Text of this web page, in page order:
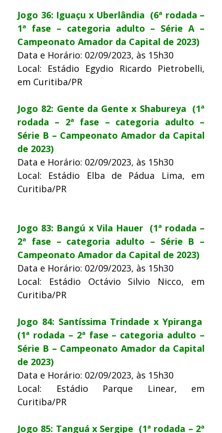
Jogo 36: Iguaçu x Uberlândia (6ª rodada –
1ª fase – categoria adulto – Série A –
Campeonato Amador da Capital de 2023)
Data e Horário: 02/09/2023, às 15h30
Local: Estádio Egydio Ricardo Pietrobelli,
em Curitiba/PR
Jogo 82: Gente da Gente x Shabureya (1ª
rodada – 2ª fase – categoria adulto –
Série B – Campeonato Amador da Capital
de 2023)
Data e Horário: 02/09/2023, às 15h30
Local: Estádio Elba de Pádua Lima, em
Curitiba/PR
Jogo 83: Bangú x Vila Hauer (1ª rodada –
2ª fase – categoria adulto – Série B –
Campeonato Amador da Capital de 2023)
Data e Horário: 02/09/2023, às 15h30
Local: Estádio Octávio Silvio Nicco, em
Curitiba/PR
Jogo 84: Santíssima Trindade x Ypiranga
(1ª rodada – 2ª fase – categoria adulto –
Série B – Campeonato Amador da Capital
de 2023)
Data e Horário: 02/09/2023, às 15h30
Local: Estádio Parque Linear, em
Curitiba/PR
Jogo 85: Tanguá x Sergipe (1ª rodada – 2ª